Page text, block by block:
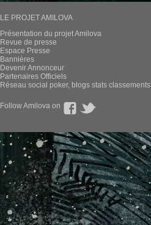
LE PROJET AMILOVA
Présentation du projet Amilova
Revue de presse
Espace Presse
Bannières
Devenir Annonceur
Partenaires Officiels
Réseau social poker, blogs stats classements
Follow Amilova on